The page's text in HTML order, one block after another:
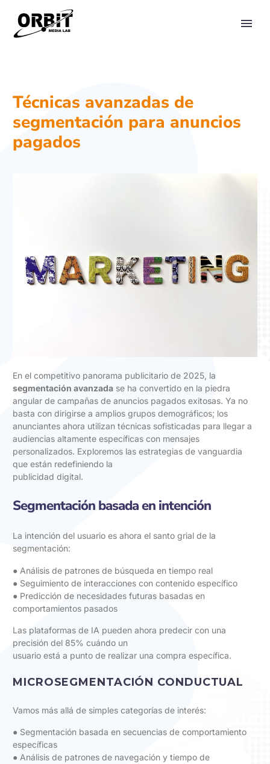
Técnicas avanzadas de
segmentación para anuncios
pagados
En el competitivo panorama publicitario de 2025, la
segmentación avanzada se ha convertido en la piedra
angular de campañas de anuncios pagados exitosas. Ya no
basta con dirigirse a amplios grupos demográficos; los
anunciantes ahora utilizan técnicas sofisticadas para llegar a
audiencias altamente específicas con mensajes
personalizados. Exploremos las estrategias de vanguardia
que están redefiniendo la
publicidad digital.
Segmentación basada en intención
La intención del usuario es ahora el santo grial de la
segmentación:
● Análisis de patrones de búsqueda en tiempo real
● Seguimiento de interacciones con contenido específico
● Predicción de necesidades futuras basadas en
comportamientos pasados
Las plataformas de IA pueden ahora predecir con una
precisión del 85% cuándo un
usuario está a punto de realizar una compra específica.
MICROSEGMENTACIÓN CONDUCTUAL
Vamos más allá de simples categorías de interés:
● Segmentación basada en secuencias de comportamiento
específicas
● Análisis de patrones de navegación y tiempo de